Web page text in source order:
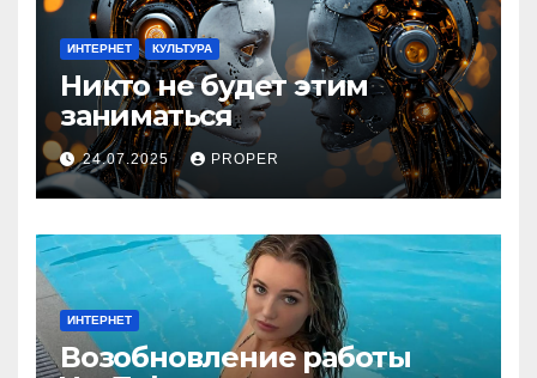
ИНТЕРНЕТ КУЛЬТУРА
Никто не будет этим
заниматься
24.07.2025 PROPER
ИНТЕРНЕТ
Возобновление работы